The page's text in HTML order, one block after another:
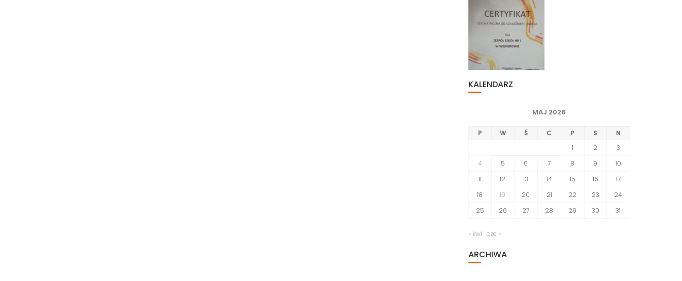
KALENDARZ
MAJ 2026
P W Ś C P S
N
1
2
3
4
5 6 7 8 9
10
11
12 13 14 15 16
17
18
19 20 21 22 23
24
25
26 27 28 29 30 31
« kwi cze »
ARCHIWA